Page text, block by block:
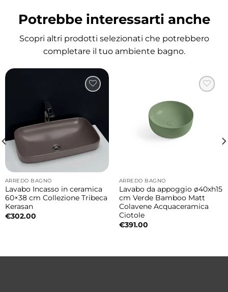
dell’acqua e ottimizzare l’efficienza
energetica.
Nero Lucido all’interno valorizzano il design
contemporaneo della vasca, rendendola
perfetta sia per installazioni indoor che
outdoor.
Benessere e recupero muscolare
L’immersione in acqua fredda è una pratica
sempre più diffusa nel mondo dello sport e
del wellness. Utilizzata regolarmente, può
contribuire a favorire il recupero muscolare
dopo l’attività fisica intensa, migliorare la
circolazione sanguigna e ridurre la
Potrebbe interessarti anche
Scopri altri prodotti selezionati che potrebbero
completare il tuo ambiente bagno.
ARREDO BAGNO
Lavabo Incasso in ceramica
60×38 cm Collezione Tribeca
Kerasan
€302.00
ARREDO BAGNO
Lavabo da appoggio ø40xh15
cm Verde Bamboo Matt
Colavene Acquaceramica
Ciotole
€391.00